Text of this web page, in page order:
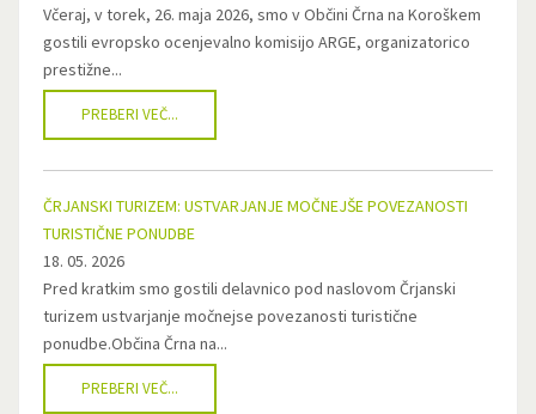
Včeraj, v torek, 26. maja 2026, smo v Občini Črna na Koroškem
gostili evropsko ocenjevalno komisijo ARGE, organizatorico
prestižne...
PREBERI VEČ...
ČRJANSKI TURIZEM: USTVARJANJE MOČNEJŠE POVEZANOSTI
TURISTIČNE PONUDBE
18. 05. 2026
Pred kratkim smo gostili delavnico pod naslovom Črjanski
turizem ustvarjanje močnejse povezanosti turistične
ponudbe.Občina Črna na...
PREBERI VEČ...